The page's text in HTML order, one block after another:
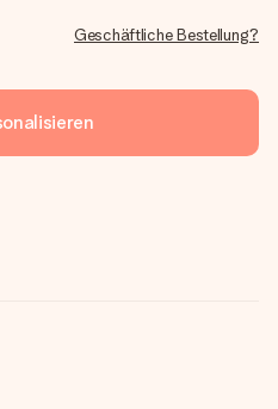
Geschäftliche Bestellung?